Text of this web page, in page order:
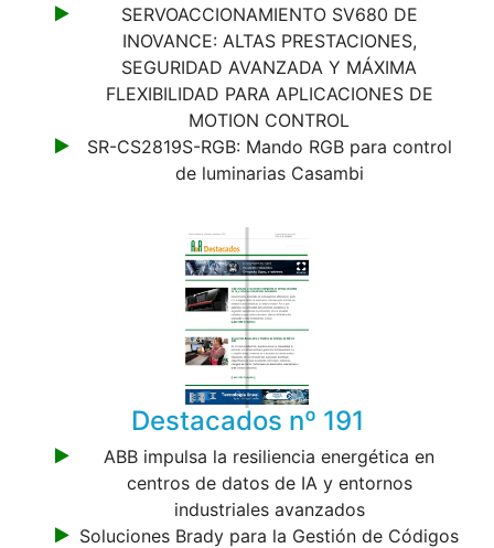
SERVOACCIONAMIENTO SV680 DE
INOVANCE: ALTAS PRESTACIONES,
SEGURIDAD AVANZADA Y MÁXIMA
FLEXIBILIDAD PARA APLICACIONES DE
MOTION CONTROL
SR-CS2819S-RGB: Mando RGB para control
de luminarias Casambi
Destacados nº 191
ABB impulsa la resiliencia energética en
centros de datos de IA y entornos
industriales avanzados
Soluciones Brady para la Gestión de Códigos